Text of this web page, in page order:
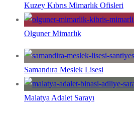
Kuzey Kıbrıs Mimarlık Ofisleri
Olguner Mimarlık
Samandıra Meslek Lisesi
Malatya Adalet Sarayı